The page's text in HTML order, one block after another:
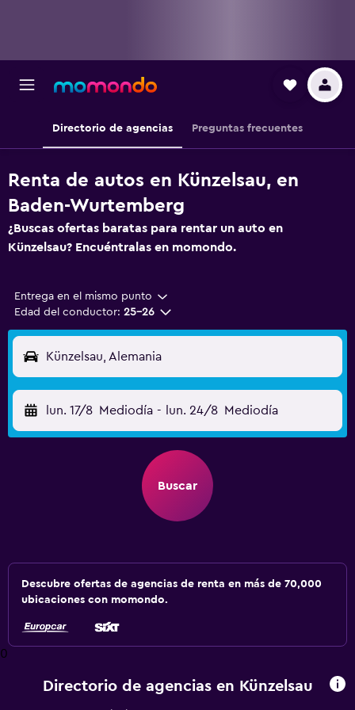
Directorio de agencias Preguntas frecuentes
Renta de autos en Künzelsau, en
Baden-Wurtemberg
¿Buscas ofertas baratas para rentar un auto en
Künzelsau? Encuéntralas en momondo.
Entrega en el mismo punto
Edad del conductor: 25-26
Künzelsau, Alemania
lun. 17/8 Mediodía - lun. 24/8 Mediodía
Buscar
Descubre ofertas de agencias de renta en más de 70,000
ubicaciones con momondo.
0
Directorio de agencias en Künzelsau